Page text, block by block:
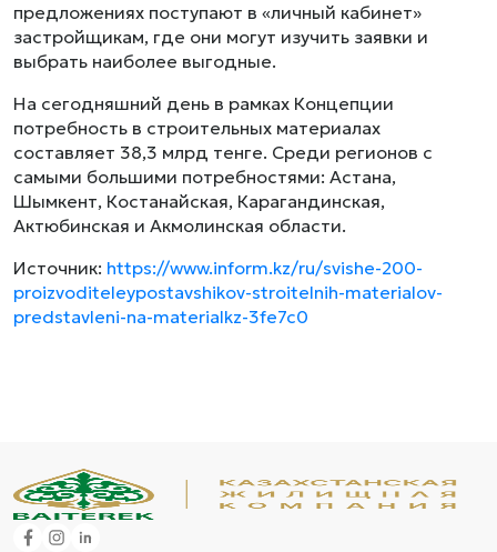
предложениях поступают в «личный кабинет»
застройщикам, где они могут изучить заявки и
выбрать наиболее выгодные.
На сегодняшний день в рамках Концепции
потребность в строительных материалах
составляет 38,3 млрд тенге. Среди регионов с
самыми большими потребностями: Астана,
Шымкент, Костанайская, Карагандинская,
Актюбинская и Акмолинская области.
Источник: https://www.inform.kz/ru/svishe-200-
proizvoditeleypostavshikov-stroitelnih-materialov-
predstavleni-na-materialkz-3fe7c0